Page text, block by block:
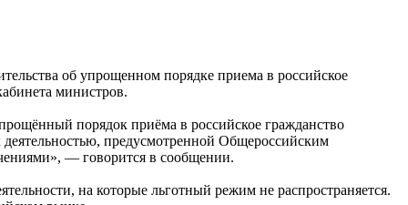
об упрощенном порядке приема в российское
министров.
порядок приёма в российское гражданство
предусмотренной Общероссийским
— говорится в сообщении.
на которые льготный режим не распространяется.